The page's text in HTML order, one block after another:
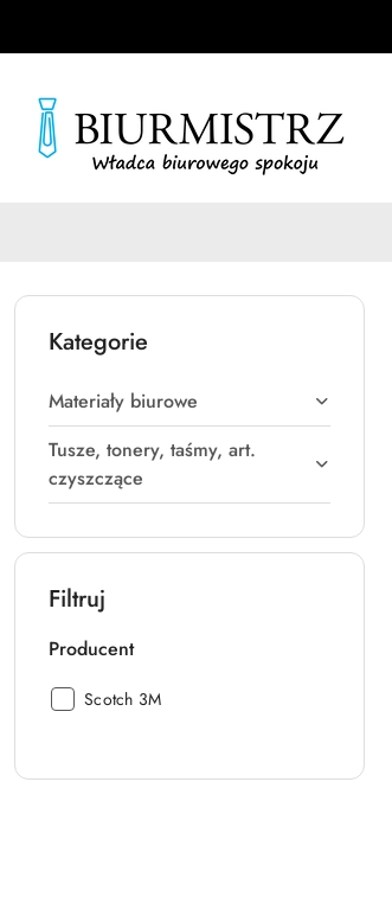
Kategorie
Materiały biurowe
Tusze, tonery, taśmy, art.
czyszczące
Filtruj
Producent
Producent:
Scotch 3M